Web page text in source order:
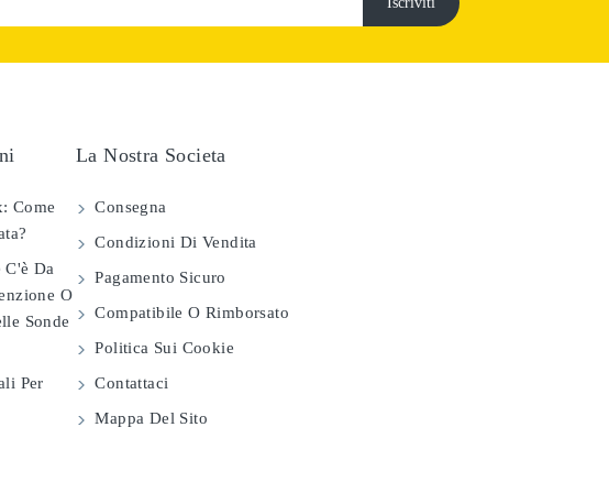
Come
C'è Da
O
Sonde
Per
La Nostra Societa
Consegna
Condizioni Di Vendita
Pagamento Sicuro
Compatibile O Rimborsato
Politica Sui Cookie
Contattaci
Mappa Del Sito